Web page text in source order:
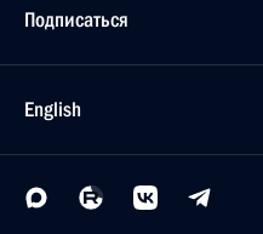
Подписаться
English